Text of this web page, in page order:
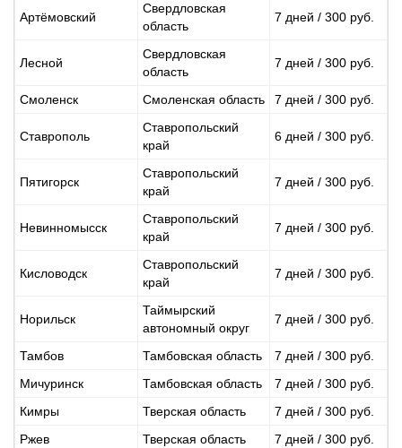
Артёмовский
Свердловская
область
7 дней / 300 руб.
Лесной
Свердловская
область
7 дней / 300 руб.
Смоленск Смоленская область 7 дней / 300 руб.
Ставрополь
Ставропольский
край
6 дней / 300 руб.
Пятигорск
Ставропольский
край
7 дней / 300 руб.
Невинномысск
Ставропольский
край
7 дней / 300 руб.
Кисловодск
Ставропольский
край
7 дней / 300 руб.
Норильск
Таймырский
автономный округ
7 дней / 300 руб.
Тамбов Тамбовская область
7 дней / 300 руб.
Мичуринск
Тамбовская область
7 дней / 300 руб.
Кимры
Тверская область
7 дней / 300 руб.
Ржев
Тверская область
7 дней / 300 руб.